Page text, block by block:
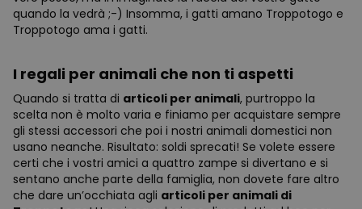
quando la vedrà ;-) Insomma, i gatti amano Troppotogo e
Troppotogo ama i gatti.
I regali per animali che non ti aspetti
Quando si tratta di articoli per animali, purtroppo la
scelta non è molto varia e finiamo per acquistare sempre
gli stessi accessori che poi i nostri animali domestici non
usano neanche. Risultato: soldi sprecati! Se volete essere
certi che i vostri amici a quattro zampe si divertano e si
sentano anche parte della famiglia, non dovete fare altro
che dare un’occhiata agli articoli per animali di